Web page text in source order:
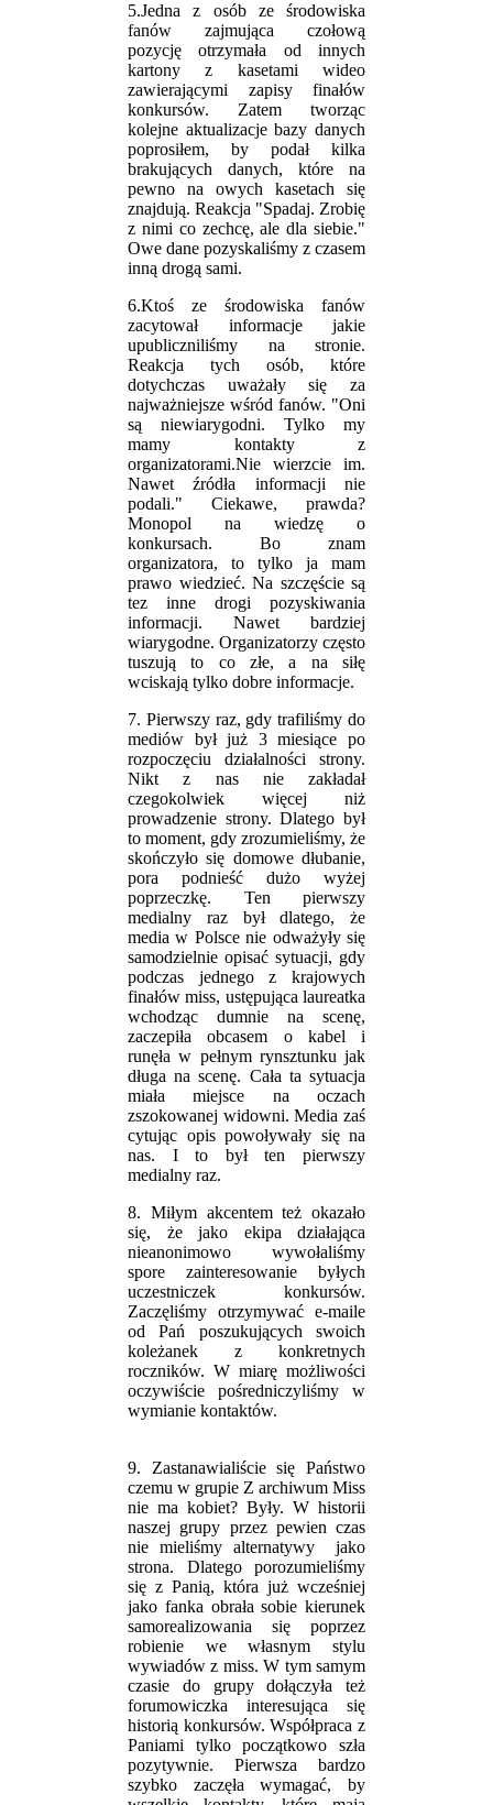
5.Jedna z osób ze środowiska
fanów zajmująca czołową
pozycję otrzymała od innych
kartony z kasetami wideo
zawierającymi zapisy finałów
konkursów. Zatem tworząc
kolejne aktualizacje bazy danych
poprosiłem, by podał kilka
brakujących danych, które na
pewno na owych kasetach się
znajdują. Reakcja "Spadaj. Zrobię
z nimi co zechcę, ale dla siebie."
Owe dane pozyskaliśmy z czasem
inną drogą sami.
6.Ktoś ze środowiska fanów
zacytował informacje jakie
upubliczniliśmy na stronie.
Reakcja tych osób, które
dotychczas uważały się za
najważniejsze wśród fanów. "Oni
są niewiarygodni. Tylko my
mamy kontakty z
organizatorami.Nie wierzcie im.
Nawet źródła informacji nie
podali." Ciekawe, prawda?
Monopol na wiedzę o
konkursach. Bo znam
organizatora, to tylko ja mam
prawo wiedzieć. Na szczęście są
tez inne drogi pozyskiwania
informacji. Nawet bardziej
wiarygodne. Organizatorzy często
tuszują to co złe, a na siłę
wciskają tylko dobre informacje.
7. Pierwszy raz, gdy trafiliśmy do
mediów był już 3 miesiące po
rozpoczęciu działalności strony.
Nikt z nas nie zakładał
czegokolwiek więcej niż
prowadzenie strony. Dlatego był
to moment, gdy zrozumieliśmy, że
skończyło się domowe dłubanie,
pora podnieść dużo wyżej
poprzeczkę. Ten pierwszy
medialny raz był dlatego, że
media w Polsce nie odważyły się
samodzielnie opisać sytuacji, gdy
podczas jednego z krajowych
finałów miss, ustępująca laureatka
wchodząc dumnie na scenę,
zaczepiła obcasem o kabel i
runęła w pełnym rynsztunku jak
długa na scenę. Cała ta sytuacja
miała miejsce na oczach
zszokowanej widowni. Media zaś
cytując opis powoływały się na
nas. I to był ten pierwszy
medialny raz.
8. Miłym akcentem też okazało
się, że jako ekipa działająca
nieanonimowo wywołaliśmy
spore zainteresowanie byłych
uczestniczek konkursów.
Zaczęliśmy otrzymywać e-maile
od Pań poszukujących swoich
koleżanek z konkretnych
roczników. W miarę możliwości
oczywiście pośredniczyliśmy w
wymianie kontaktów.
9. Zastanawialiście się Państwo
czemu w grupie Z archiwum Miss
nie ma kobiet? Były. W historii
naszej grupy przez pewien czas
nie mieliśmy alternatywy jako
strona. Dlatego porozumieliśmy
się z Panią, która już wcześniej
jako fanka obrała sobie kierunek
samorealizowania się poprzez
robienie we własnym stylu
wywiadów z miss. W tym samym
czasie do grupy dołączyła też
forumowiczka interesująca się
historią konkursów. Współpraca z
Paniami tylko początkowo szła
pozytywnie. Pierwsza bardzo
szybko zaczęła wymagać, by